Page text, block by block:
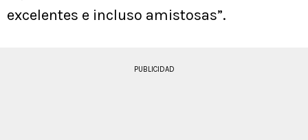
excelentes e incluso amistosas”.
PUBLICIDAD